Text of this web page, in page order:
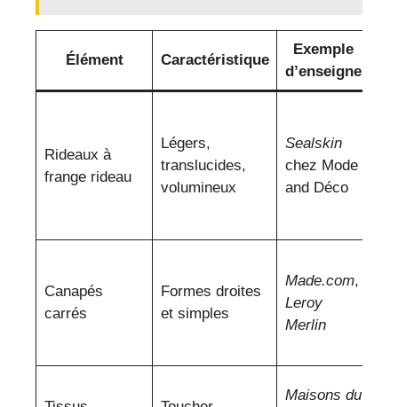
Élément Caractéristique
Exemple
d’enseigne
Rideaux à
frange rideau
Légers,
translucides,
volumineux
Sealskin
chez Mode
and Déco
Canapés
carrés
Formes droites
et simples
Made.com,
Leroy
Merlin
Maisons du